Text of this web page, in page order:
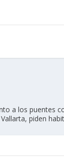
a los puentes
Vallarta, piden